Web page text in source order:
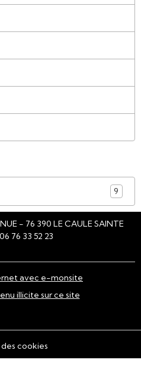
9
- 76 390 LE CAULE SAINTE
76 33 52 23
avec e-monsite
illicite sur ce site
cookies